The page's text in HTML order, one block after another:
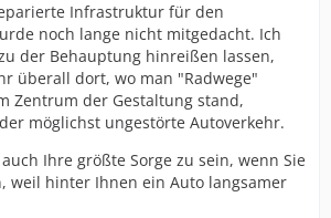
Infrastruktur für den
noch lange nicht mitgedacht. Ich
der Behauptung hinreißen lassen,
überall dort, wo man "Radwege"
Zentrum der Gestaltung stand,
möglichst ungestörte Autoverkehr.
Ihre größte Sorge zu sein, wenn Sie
weil hinter Ihnen ein Auto langsamer